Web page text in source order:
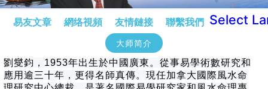
易友文章 網络視頻 友情鏈接 聯繫我們 Select
大师简介
劉燮鈞，1953年出生於中國廣東。從事易學術數研究和
應用逾三十年，更得名師真傳。現任加拿大國際風水命